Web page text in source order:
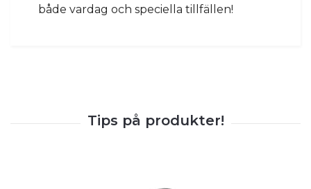
både vardag och speciella tillfällen!